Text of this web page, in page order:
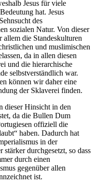
Jesus für viele
hat. Jesus
des
sozialen Natur. Von dieser
allem die Standeskulturen
und muslimischen
da in allen diesen
und die hierarchische
selbstverständlich war.
können wir daher eine
der Sklaverei finden.
dieser Hinsicht in den
da die Bullen Dum
offiziell die
haben. Dadurch hat
in der
durchgesetzt, so dass
durch einen
gegenüber allen
ist.